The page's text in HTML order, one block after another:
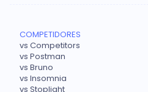
COMPETIDORES
vs Competitors
vs Postman
vs Bruno
vs Insomnia
vs Stoplight